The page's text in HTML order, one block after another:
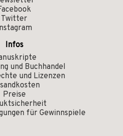
Twitter
Infos
und Buchhandel
und Lizenzen
Preise
für Gewinnspiele